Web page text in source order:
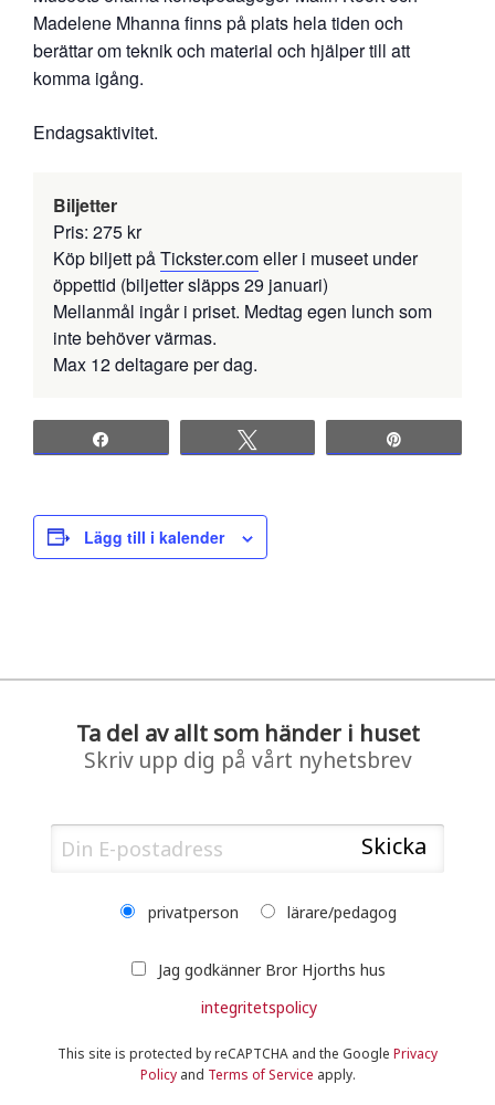
Madelene Mhanna finns på plats hela tiden och
berättar om teknik och material och hjälper till att
komma igång.
Endagsaktivitet.
Biljetter
Pris: 275 kr
Köp biljett påTickster.comeller i museet under
öppettid (biljetter släpps 29 januari)
Mellanmål ingår i priset. Medtag egen lunch som
inte behöver värmas.
Max 12 deltagare per dag.
Lägg till i kalender
Ta del av allt som händer i huset
Skriv upp dig på vårt nyhetsbrev
privatperson lärare/pedagog
Jag godkänner Bror Hjorths hus
integritetspolicy
This site is protected by reCAPTCHA and the Google Privacy
Policyand Terms of Service apply.